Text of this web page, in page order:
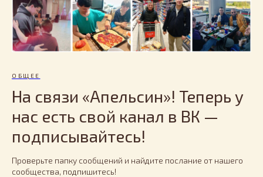
ОБЩЕЕ
На связи «Апельсин»! Теперь у
нас есть свой канал в ВК —
подписывайтесь!
Проверьте папку сообщений и найдите послание от нашего
сообщества, подпишитесь!